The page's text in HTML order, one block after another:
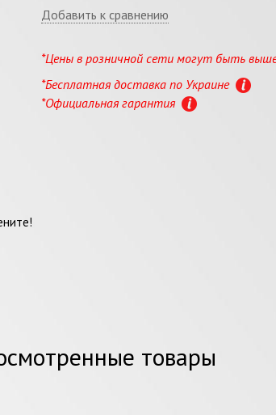
Добавить к сравнению
*Цены в розничной сети могут быть
*Бесплатная доставка по Украине
*Официальная гарантия
товары